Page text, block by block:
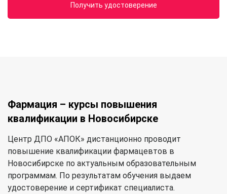
Получить удостоверение
Фармация – курсы повышения
квалификации в Новосибирске
Центр ДПО «АПОК» дистанционно проводит
повышение квалификации фармацевтов в
Новосибирске по актуальным образовательным
программам. По результатам обучения выдаем
удостоверение и сертификат специалиста.